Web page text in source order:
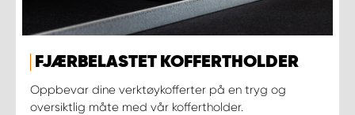
FJÆRBELASTET KOFFERTHOLDER
Oppbevar dine verktøykofferter på en tryg og
oversiktlig måte med vår koffertholder.